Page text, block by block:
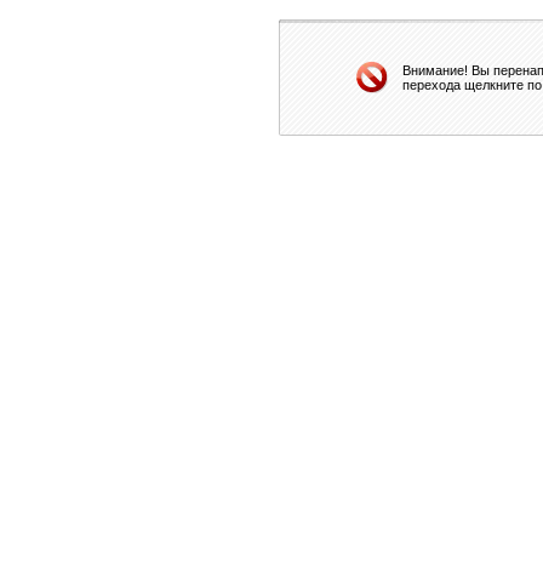
Внимание! Вы
перехода щелкните